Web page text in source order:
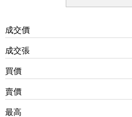
成交價
成交張
買價
賣價
最高